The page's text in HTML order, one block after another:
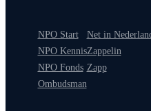
NPO Start
NPO Kennis
NPO Fonds
Ombudsman
Net in
Zappelin
Zapp